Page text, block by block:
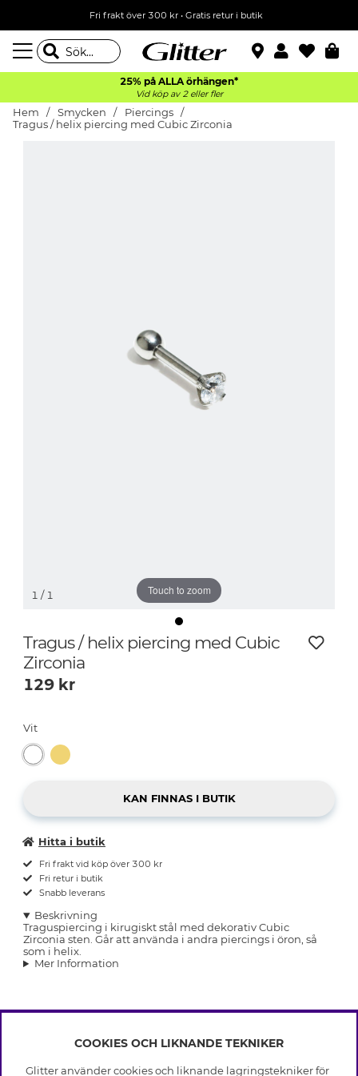
Fri frakt över 300 kr• Gratis retur i butik
25% på ALLA örhängen*
Vid köp av 2 eller fler
Hem Smycken
Piercings
Tragus / helix piercing med Cubic Zirconia
Touch to zoom
1 / 1
Tragus / helix piercing med Cubic
Zirconia
129 kr
Vit
Hitta i butik
Fri frakt vid köp över 300 kr
Fri retur i butik
Snabb leverans
Beskrivning
Traguspiercing i kirugiskt stål med dekorativ Cubic
Zirconia sten. Går att använda i andra piercings i öron, så
som i helix.
Mer Information
INFO
COOKIES OCH LIKNANDE TEKNIKER
Glitter använder cookies och liknande lagringstekniker för